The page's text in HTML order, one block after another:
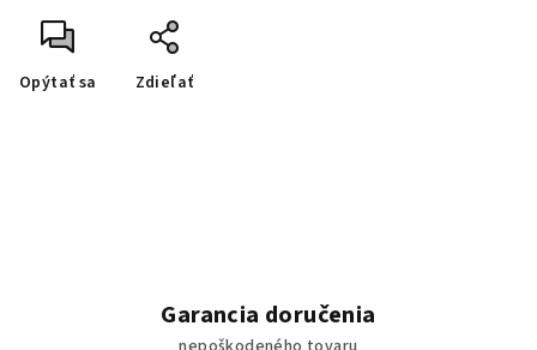
Opýtať sa Zdieľať
Garancia doručenia